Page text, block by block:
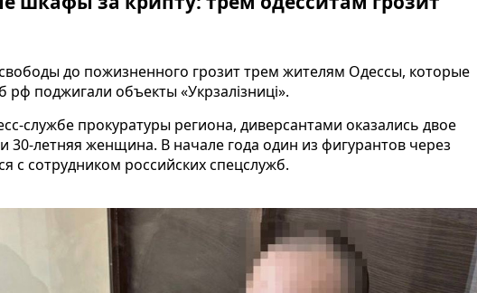
до пожизненного грозит трем жителям Одессы, которые
рф поджигали объекты «Укрзалізниці».
службе прокуратуры региона, диверсантами оказались двое
30-летняя женщина. В начале года один из фигурантов через
с сотрудником российских спецслужб.